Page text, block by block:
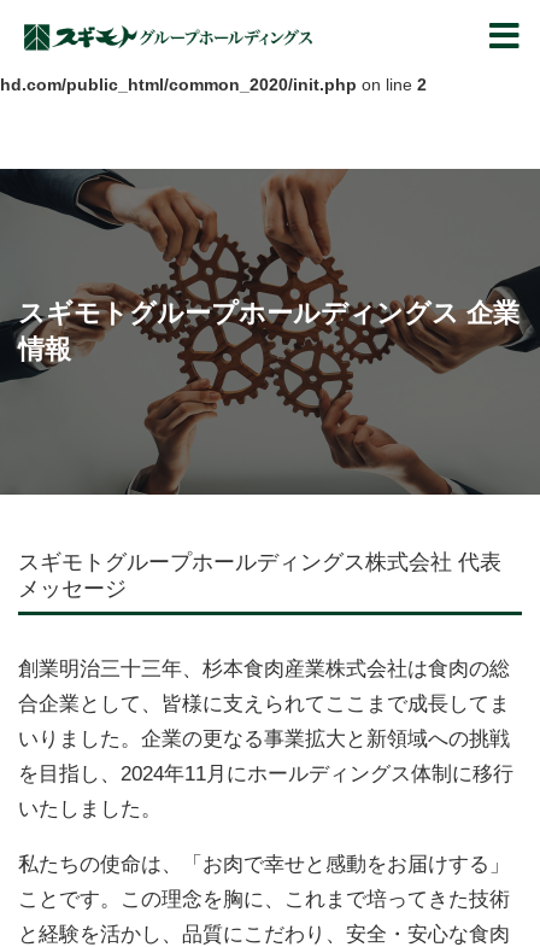
Warning: Undefined array key "HTTPS" in
hd.com/public_html/common_2020/init.php on line 2
スギモトグルー
スギモトグループホールディングス 企業
情報
スギモトグループホールディングス株式会社 代表
メッセージ
創業明治三十三年、杉本食肉産業株式会社は食肉の総
合企業として、皆様に支えられてここまで成長してま
いりました。企業の更なる事業拡大と新領域への挑戦
を目指し、2024年11月にホールディングス体制に移行
いたしました。
私たちの使命は、「お肉で幸せと感動をお届けする」
ことです。この理念を胸に、これまで培ってきた技術
と経験を活かし、品質にこだわり、安全・安心な食肉